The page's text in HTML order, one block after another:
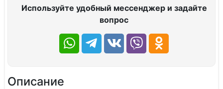
Используйте удобный мессенджер и задайте
вопрос
Описание